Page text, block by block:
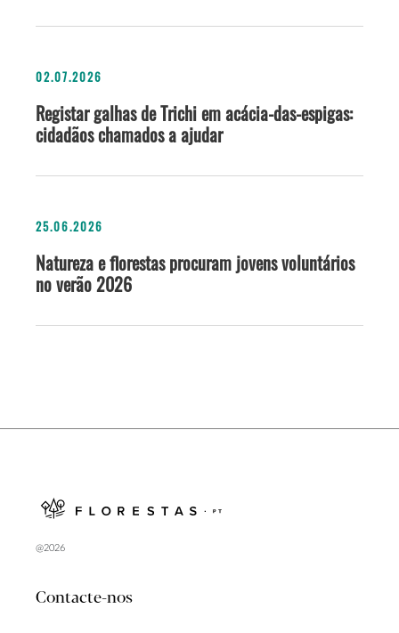
02.07.2026
Registar galhas de Trichi em acácia-das-espigas:
cidadãos chamados a ajudar
25.06.2026
Natureza e florestas procuram jovens voluntários
no verão 2026
@2026
Contacte-nos